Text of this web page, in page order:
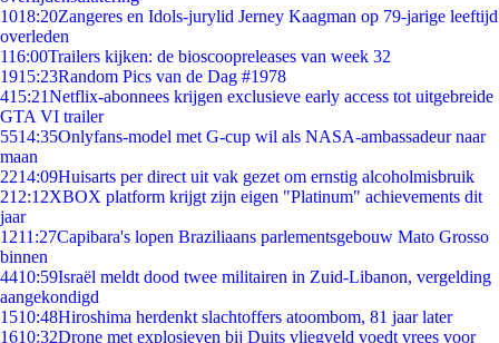
1018:20Zangeres en Idols-jurylid Jerney Kaagman op 79-jarige leeftijd
overleden
116:00Trailers kijken: de bioscoopreleases van week 32
1915:23Random Pics van de Dag #1978
415:21Netflix-abonnees krijgen exclusieve early access tot uitgebreide
GTA VI trailer
5514:35Onlyfans-model met G-cup wil als NASA-ambassadeur naar
maan
2214:09Huisarts per direct uit vak gezet om ernstig alcoholmisbruik
212:12XBOX platform krijgt zijn eigen "Platinum" achievements dit
jaar
1211:27Capibara's lopen Braziliaans parlementsgebouw Mato Grosso
binnen
4410:59Israël meldt dood twee militairen in Zuid-Libanon, vergelding
aangekondigd
1510:48Hiroshima herdenkt slachtoffers atoombom, 81 jaar later
1610:32Drone met explosieven bij Duits vliegveld voedt vrees voor